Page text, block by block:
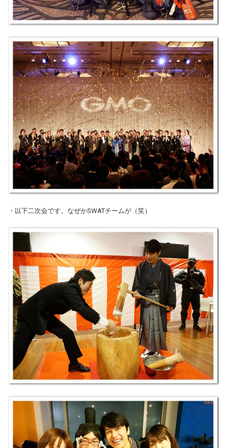
・以下二次会です。なぜかSWATチームが（笑）